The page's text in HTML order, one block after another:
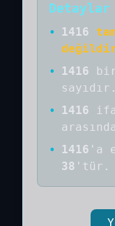
Detaylar
• 1416
•
1416 bir
sayıdır .
•
1416
•
1416 'a
38 'tür.